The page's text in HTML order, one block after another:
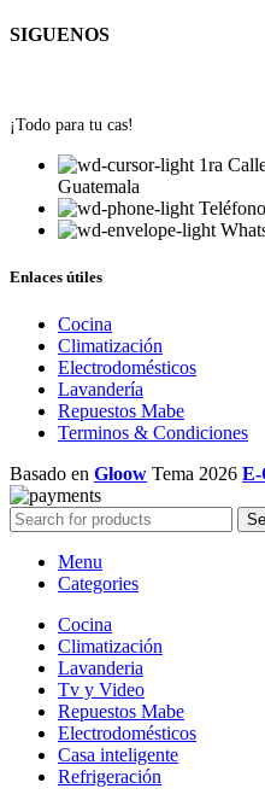
SIGUENOS
¡Todo para tu cas!
1ra
Guatemala
Enlaces útiles
Cocina
Climatización
Electrodomésticos
Lavandería
Repuestos Mabe
Terminos & Condiciones
Basado en Gloow Tema 2026 E-
Menu
Categories
Cocina
Climatización
Lavanderia
Tv y Video
Repuestos Mabe
Electrodomésticos
Casa inteligente
Refrigeración